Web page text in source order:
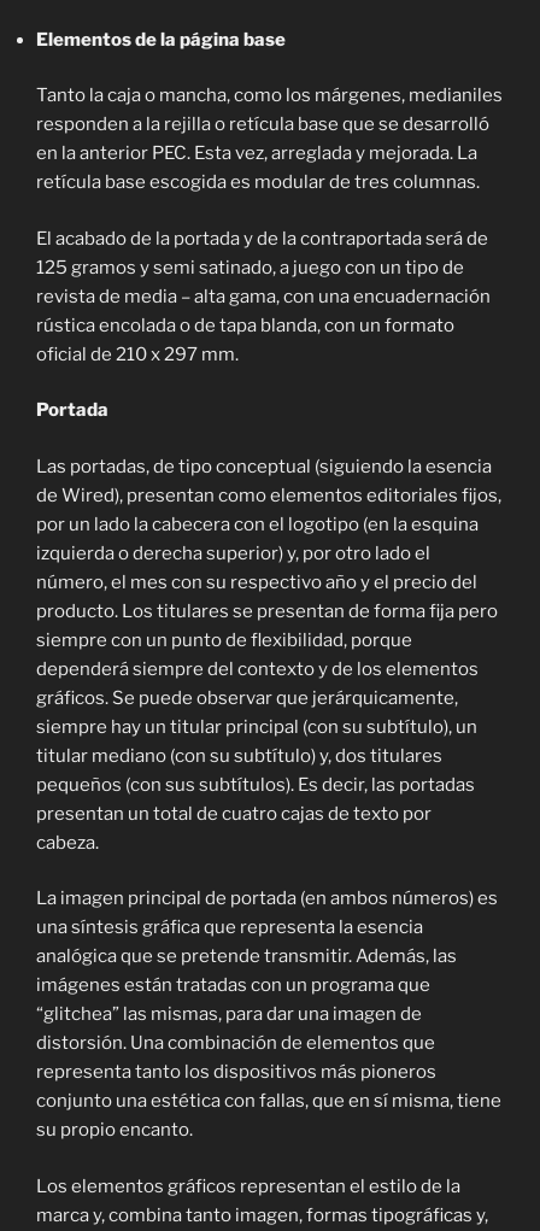
Elementos de la página base
Tanto la caja o mancha, como los márgenes, medianiles
responden a la rejilla o retícula base que se desarrolló
en la anterior PEC. Esta vez, arreglada y mejorada. La
retícula base escogida es modular de tres columnas.
El acabado de la portada y de la contraportada será de
125 gramos y semi satinado, a juego con un tipo de
revista de media – alta gama, con una encuadernación
rústica encolada o de tapa blanda, con un formato
oficial de 210 x 297 mm.
Portada
Las portadas, de tipo conceptual (siguiendo la esencia
de Wired), presentan como elementos editoriales fijos,
por un lado la cabecera con el logotipo (en la esquina
izquierda o derecha superior) y, por otro lado el
número, el mes con su respectivo año y el precio del
producto. Los titulares se presentan de forma fija pero
siempre con un punto de flexibilidad, porque
dependerá siempre del contexto y de los elementos
gráficos. Se puede observar que jerárquicamente,
siempre hay un titular principal (con su subtítulo), un
titular mediano (con su subtítulo) y, dos titulares
pequeños (con sus subtítulos). Es decir, las portadas
presentan un total de cuatro cajas de texto por
cabeza.
La imagen principal de portada (en ambos números) es
una síntesis gráfica que representa la esencia
analógica que se pretende transmitir. Además, las
imágenes están tratadas con un programa que
“glitchea” las mismas, para dar una imagen de
distorsión. Una combinación de elementos que
representa tanto los dispositivos más pioneros
conjunto una estética con fallas, que en sí misma, tiene
su propio encanto.
Los elementos gráficos representan el estilo de la
marca y, combina tanto imagen, formas tipográficas y,